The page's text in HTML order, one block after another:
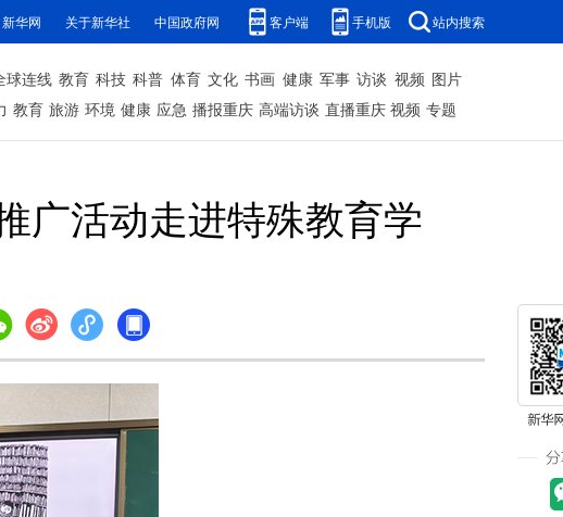
新华网 关于新华社 中国政府网 客户端 手机版 站内搜索
球连线 教育 科技 科普 体育 文化 书画 健康 军事 访谈 视频 图片
教育 旅游 环境 健康 应急 播报重庆 高端访谈 直播重庆 视频 专题
广活动走进特殊教育学